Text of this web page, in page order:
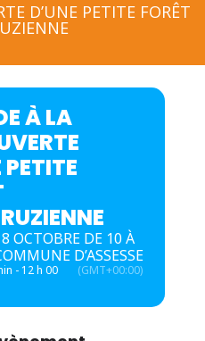
D’UNE PETITE FORÊT
À LA
PETITE
OCTOBRE DE 10 À
D’ASSESSE
- 12 h 00
(GMT+00:00)